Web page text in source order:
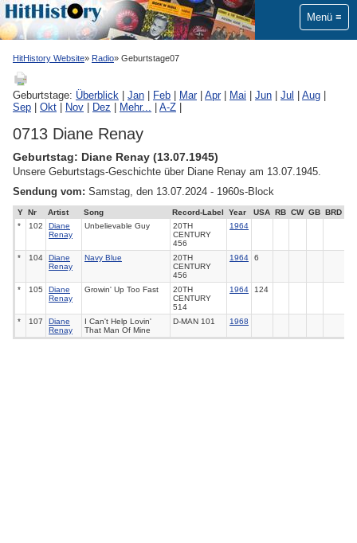
Menü
HitHistory Website Radio Geburtstage07
Geburtstage: Überblick Jan Feb Mar| Apr| Mai Jun Jul Aug
Sep
Okt Nov Dez Mehr... A-Z
0713 Diane Renay
Geburtstag: Diane Renay (13.07.1945)
Unsere Geburtstags-Geschichte über Diane Renay am 13.07.1945.
Sendung vom: Samstag, den 13.07.2024 - 1960s-Block
Y Nr Artist Song Record-Label Year USA RB CW GB
BRD
*
102
Diane
Renay
Unbelievable Guy
20TH
CENTURY
456
1964
* 104
Diane
Renay
Navy Blue
20TH
CENTURY
456
1964 6
* 105
Diane
Renay
Growin' Up Too Fast
20TH
CENTURY
514
1964 124
* 107
Diane
Renay
I Can't Help Lovin'
That Man Of Mine
D-MAN 101 1968